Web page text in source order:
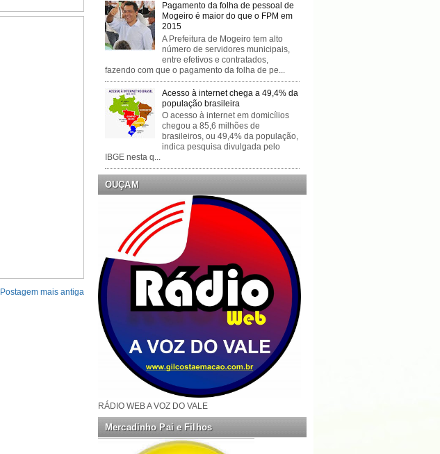
Postagem mais antiga
Pagamento da folha de pessoal de
Mogeiro é maior do que o FPM em
2015
A Prefeitura de Mogeiro tem alto
número de servidores municipais,
entre efetivos e contratados,
fazendo com que o pagamento da folha de pe...
Acesso à internet chega a 49,4% da
população brasileira
O acesso à internet em domicílios
chegou a 85,6 milhões de
brasileiros, ou 49,4% da população,
indica pesquisa divulgada pelo
IBGE nesta q...
OUÇAM
RÁDIO WEB A VOZ DO VALE
Mercadinho Pai e Filhos